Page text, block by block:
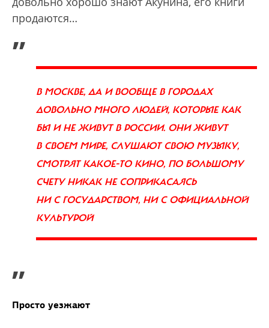
продаются…
„
В МОСКВЕ, ДА И ВООБЩЕ В ГОРОДАХ
ДОВОЛЬНО МНОГО ЛЮДЕЙ, КОТОРЫЕ КАК
БЫ И НЕ ЖИВУТ В РОССИИ. ОНИ ЖИВУТ
В СВОЕМ МИРЕ, СЛУШАЮТ СВОЮ МУЗЫКУ,
СМОТРЯТ КАКОЕ-ТО КИНО, ПО БОЛЬШОМУ
СЧЕТУ НИКАК НЕ СОПРИКАСАЯСЬ
НИ С ГОСУДАРСТВОМ, НИ С ОФИЦИАЛЬНОЙ
КУЛЬТУРОЙ
”
Просто уезжают